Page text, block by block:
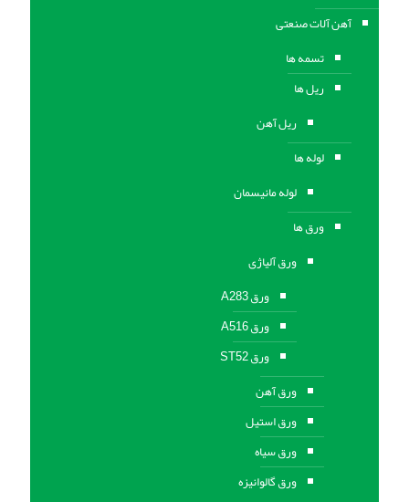
آهن آلات صنعتی
تسمه ها
ریل ها
ریل آهن
لوله ها
لوله مانیسمان
ورق ها
ورق آلیاژی
ورق A283
ورق A516
ورق ST52
ورق آهن
ورق استیل
ورق سیاه
ورق گالوانیزه